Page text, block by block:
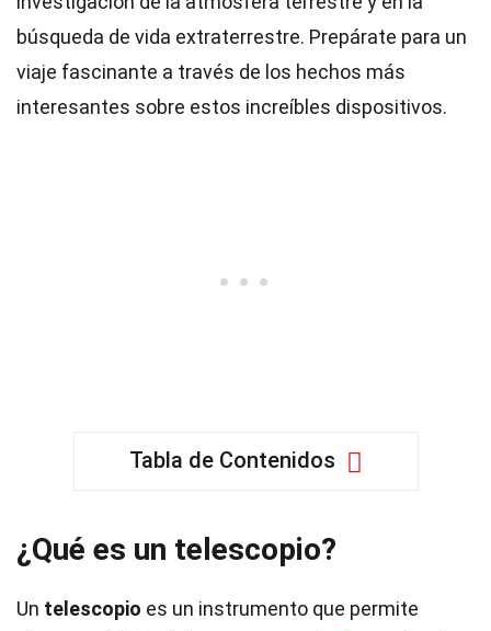
búsqueda de vida extraterrestre. Prepárate para un
viaje fascinante a través de los hechos más
interesantes sobre estos increíbles dispositivos.
Tabla de Contenidos
¿Qué es un telescopio?
Un telescopio es un instrumento que permite